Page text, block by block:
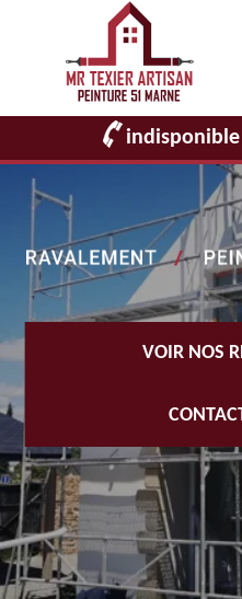
indisponible
VOIR NOS